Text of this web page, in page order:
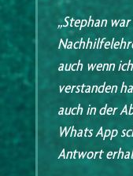
„Stephan
auch wenn
verstanden
auch in der
Whats App
Antwort